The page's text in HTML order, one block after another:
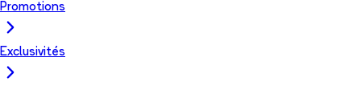
Promotions
Exclusivités